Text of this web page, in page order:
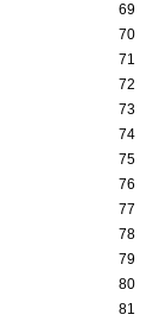
69
70
71
72
73
74
75
76
77
78
79
80
81